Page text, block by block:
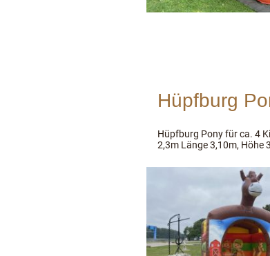
Hüpfburg
Hüpfburg Pony für ca.
2,3m Länge 3,10m, Höhe